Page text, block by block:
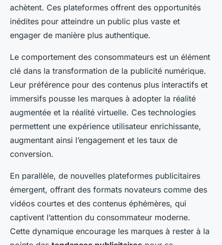
achètent. Ces plateformes offrent des opportunités
inédites pour atteindre un public plus vaste et
engager de manière plus authentique.
Le comportement des consommateurs est un élément
clé dans la transformation de la publicité numérique.
Leur préférence pour des contenus plus interactifs et
immersifs pousse les marques à adopter la réalité
augmentée et la réalité virtuelle. Ces technologies
permettent une expérience utilisateur enrichissante,
augmentant ainsi l’engagement et les taux de
conversion.
En parallèle, de nouvelles plateformes publicitaires
émergent, offrant des formats novateurs comme des
vidéos courtes et des contenus éphémères, qui
captivent l’attention du consommateur moderne.
Cette dynamique encourage les marques à rester à la